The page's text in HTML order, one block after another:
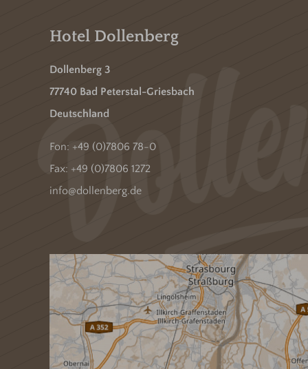
Hotel Dollenberg
Dollenberg 3
77740 Bad Peterstal-Griesbach
Deutschland
Fon: +49 (0)7806 78-0
Fax: +49 (0)7806 1272
info@dollenberg.de